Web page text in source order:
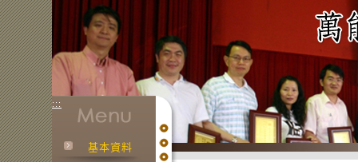
:::
基本資料